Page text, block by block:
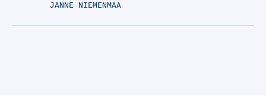
JANNE NIEMENMAA